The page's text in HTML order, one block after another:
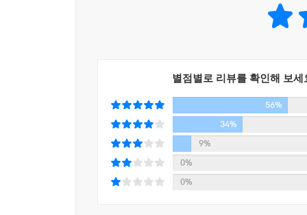
제이피모건체이스, 월가 제1의 종합금융그룹
투기판의 살아 있는 전설, 조지 소로스
워싱턴 행정부의 유대인들
달러의 위기와 환율전쟁
어느 곳이나 ‘쿠파(kuppah)’라 불리는 모금함이
있어서 매주 금요일 아침이면 시장과 일반 가정
론의 멸망과 유대인의 귀환」 중에서
반유대주의는 신학적(anti-Judaism), 인종적(anti-
인 말살이라는 공동의 목표를 지향하고 있다. 사
통치자들은 대부분 반유대정책을 펼쳤다. 이집트
애려고 노력했다. 그들의 수가 너무 많아져 서 자
르시아 유대인들의 영향력이 커지자 모든 유대
발달과정을 종으로 함께 엮어 경제사를 입체적
했고, 이런 것들이 경제사적으로 어떤 의미를 갖
얼핏 이 책이 단순히 역사서가 아닌가 하는 의
몰랐던 유대인들의 특징과 세계 경제사의 흐름을
4천 년 방랑의 역사가 만들어낸 유대인의 키워드
별점별로 리뷰를 확인해 보세
56%
34%
9%
0%
0%